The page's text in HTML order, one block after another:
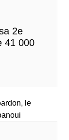
2e
41 000